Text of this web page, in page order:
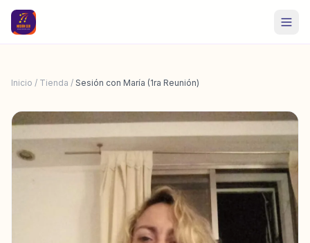
Inicio / Tienda / Sesión con María (1ra Reunión)